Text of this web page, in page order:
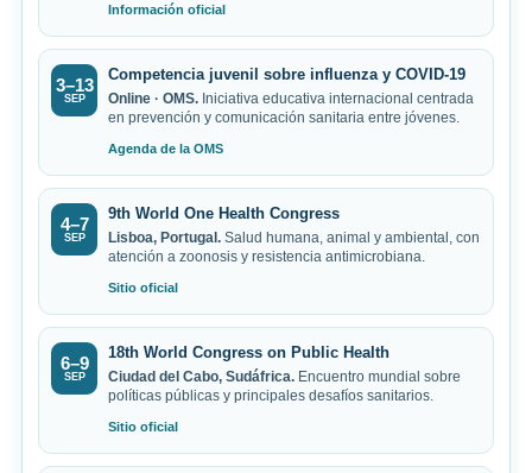
Información oficial
3–13
SEP
Competencia juvenil sobre influenza y COVID-19
Online · OMS. Iniciativa educativa internacional centrada
en prevención y comunicación sanitaria entre jóvenes.
Agenda de la OMS
4–7
SEP
9th World One Health Congress
Lisboa, Portugal. Salud humana, animal y ambiental, con
atención a zoonosis y resistencia antimicrobiana.
Sitio oficial
6–9
SEP
18th World Congress on Public Health
Ciudad del Cabo, Sudáfrica. Encuentro mundial sobre
políticas públicas y principales desafíos sanitarios.
Sitio oficial